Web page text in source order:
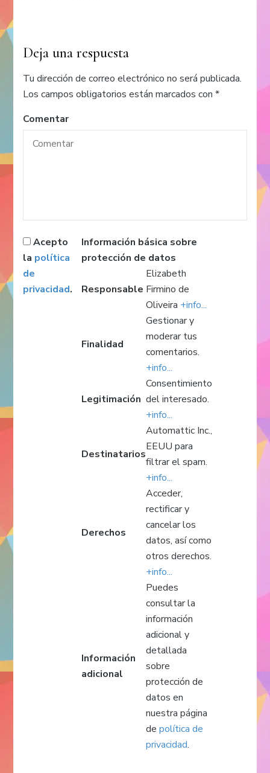
Deja una respuesta
Tu dirección de correo electrónico no será publicada.
Los campos obligatorios están marcados con*
Comentar
Acepto
la política
de
privacidad.
Información básica sobre
protección de datos
Responsable
Elizabeth
Firmino de
Oliveira +info...
Finalidad
Gestionar y
moderar tus
comentarios.
+info...
Legitimación
Consentimiento
del interesado.
+info...
Destinatarios
Automattic Inc.,
EEUU para
filtrar el spam.
+info...
Derechos
Acceder,
rectificar y
cancelar los
datos, así como
otros derechos.
+info...
Información
adicional
Puedes
consultar la
información
adicional y
detallada
sobre
protección de
datos en
nuestra página
depolítica de
privacidad.